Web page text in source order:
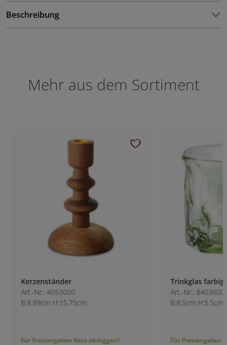
Beschreibung
Mehr aus dem Sortiment
Kerzenständer
Art.-Nr.: 4053000
B:8.89cm H:15.75cm
Für Preisangaben bitte einloggen!
Trinkglas farbig
Art.-Nr.: 8403600-
B:8.5cm H:5.5cm
Für Preisangaben